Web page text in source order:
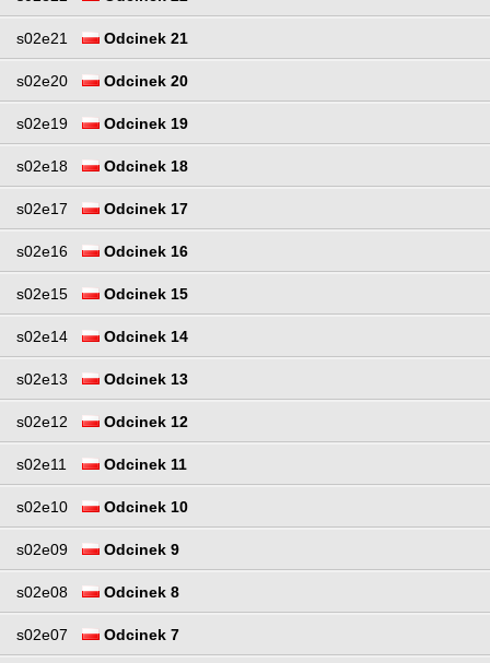
s02e21 Odcinek 21
s02e20 Odcinek 20
s02e19 Odcinek 19
s02e18 Odcinek 18
s02e17 Odcinek 17
s02e16 Odcinek 16
s02e15 Odcinek 15
s02e14 Odcinek 14
s02e13 Odcinek 13
s02e12 Odcinek 12
s02e11 Odcinek 11
s02e10 Odcinek 10
s02e09 Odcinek 9
s02e08 Odcinek 8
s02e07 Odcinek 7